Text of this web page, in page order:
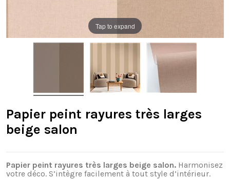
Tap to expand
Papier peint rayures très larges
beige salon
Papier peint rayures très larges beige salon. Harmonisez
votre déco. S’intègre facilement à tout style d’intérieur.